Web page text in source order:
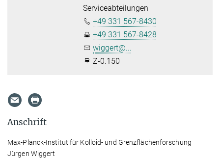
Serviceabteilungen
+49 331 567-8430
+49 331 567-8428
wiggert@...
Z-0.150
Anschrift
Max-Planck-Institut für Kolloid- und Grenzflächenforschung
Jürgen Wiggert